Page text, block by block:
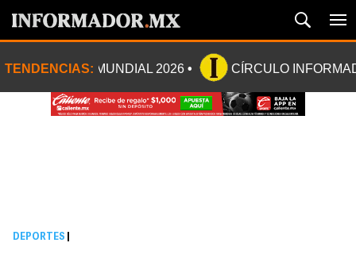
TENDENCIAS: MUNDIAL 2026 CÍRCULO
DEPORTES